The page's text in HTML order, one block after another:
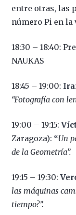
entre otras, las
número Pi en la
18:30 – 18:40:
NAUKAS
18:45 – 19:00:
“Fotografía con
19:00 – 19:15:
Zaragoza): “Un
de la Geometría”.
19:15 – 19:30:
las máquinas
tiempo?”.